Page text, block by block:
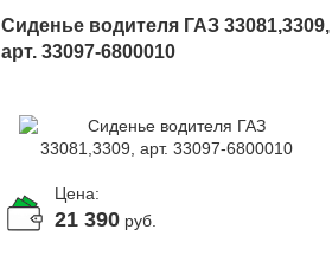
Сиденье водителя ГАЗ 33081,3309,
арт. 33097-6800010
Цена:
21 390 руб.